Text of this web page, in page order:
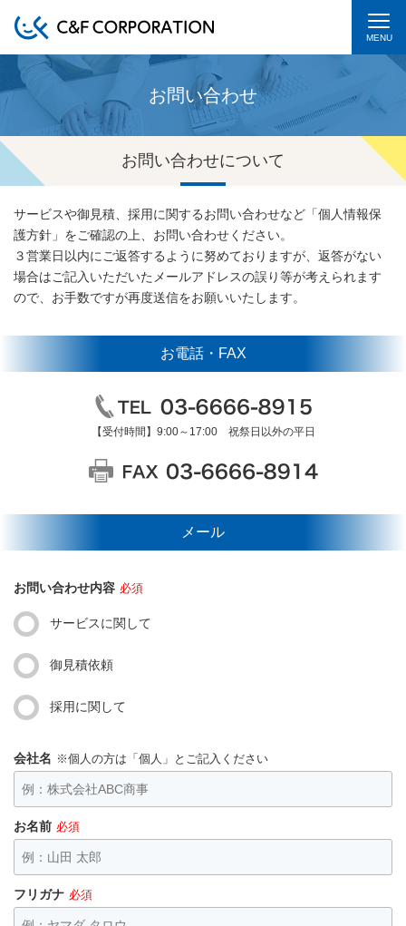
MENU
お問い合わせ
お問い合わせについて
サービスや御見積、採用に関するお問い合わせなど「個人情報保
護方針」をご確認の上、お問い合わせください。
３営業日以内にご返答するように努めておりますが、返答がない
場合はご記入いただいたメールアドレスの誤り等が考えられます
ので、お手数ですが再度送信をお願いいたします。
お電話・FAX
【受付時間】9:00～17:00 祝祭日以外の平日
メール
お問い合わせ内容 必須
サービスに関して
御見積依頼
採用に関して
会社名 ※個人の方は「個人」とご記入ください
お名前 必須
フリガナ 必須